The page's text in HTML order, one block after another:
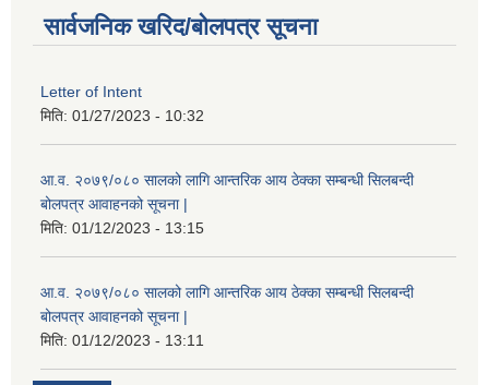
सार्वजनिक खरिद/बोलपत्र सूचना
Letter of Intent
मिति: 01/27/2023 - 10:32
आ.व. २०७९/०८० सालको लागि आन्तरिक आय ठेक्का सम्बन्धी सिलबन्दी
बोलपत्र आवाहनको सूचना |
मिति: 01/12/2023 - 13:15
आ.व. २०७९/०८० सालको लागि आन्तरिक आय ठेक्का सम्बन्धी सिलबन्दी
बोलपत्र आवाहनको सूचना |
मिति: 01/12/2023 - 13:11